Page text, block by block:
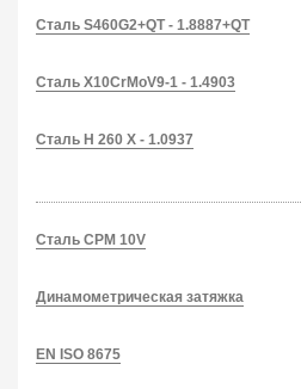
Сталь S460G2+QT - 1.8887+QT
Сталь X10CrMoV9-1 - 1.4903
Сталь H 260 X - 1.0937
Сталь CPM 10V
Динамометрическая затяжка
EN ISO 8675